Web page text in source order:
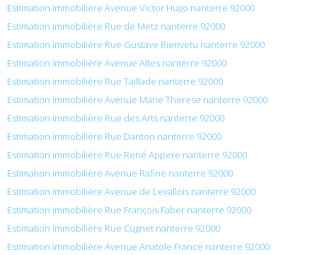
Estimation immobilière Avenue Victor Hugo nanterre 92000
Estimation immobilière Rue de Metz nanterre 92000
Estimation immobilière Rue Gustave Bienvetu nanterre 92000
Estimation immobilière Avenue Altes nanterre 92000
Estimation immobilière Rue Taillade nanterre 92000
Estimation immobilière Avenue Marie Therese nanterre 92000
Estimation immobilière Rue des Arts nanterre 92000
Estimation immobilière Rue Danton nanterre 92000
Estimation immobilière Rue René Appere nanterre 92000
Estimation immobilière Avenue Rafine nanterre 92000
Estimation immobilière Avenue de Levallois nanterre 92000
Estimation immobilière Rue François Faber nanterre 92000
Estimation immobilière Rue Cugnet nanterre 92000
Estimation immobilière Avenue Anatole France nanterre 92000